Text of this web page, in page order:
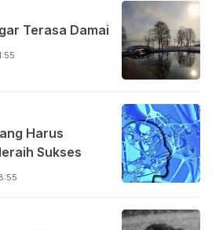
Terasa Damai
Harus
Sukses